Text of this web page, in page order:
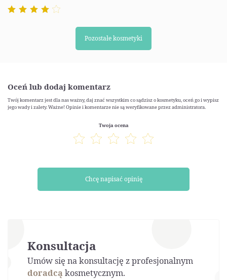
Pozostałe kosmetyki
Oceń lub dodaj komentarz
Twój komentarz jest dla nas ważny, daj znać wszystkim co sądzisz o kosmetyku, oceń go i wypisz
jego wady i zalety. Ważne! Opinie i komentarze nie są weryfikowane przez administratora.
Twoja ocena
Chcę napisać opinię
Konsultacja
Umów się na konsultację z profesjonalnym
doradcąkosmetycznym.